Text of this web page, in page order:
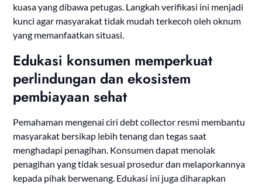
kuasa yang dibawa petugas. Langkah verifikasi ini menjadi
kunci agar masyarakat tidak mudah terkecoh oleh oknum
yang memanfaatkan situasi.
Edukasi konsumen memperkuat
perlindungan dan ekosistem
pembiayaan sehat
Pemahaman mengenai ciri debt collector resmi membantu
masyarakat bersikap lebih tenang dan tegas saat
menghadapi penagihan. Konsumen dapat menolak
penagihan yang tidak sesuai prosedur dan melaporkannya
kepada pihak berwenang. Edukasi ini juga diharapkan